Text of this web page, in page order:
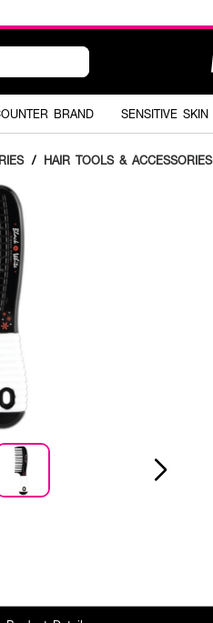
BRAND SENSITIVE SKIN
/ HAIR TOOLS & ACCESSORIES